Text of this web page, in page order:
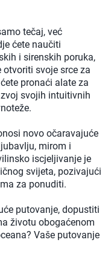
tečaj, već
ćete naučiti
i sirenskih poruka,
svoje srce za
pronaći alate za
svojih intuitivnih
novo očaravajuće
mirom i
iscjeljivanje je
svijeta, pozivajući
za ponuditi.
putovanje, dopustiti
životu obogaćenom
Vaše putovanje